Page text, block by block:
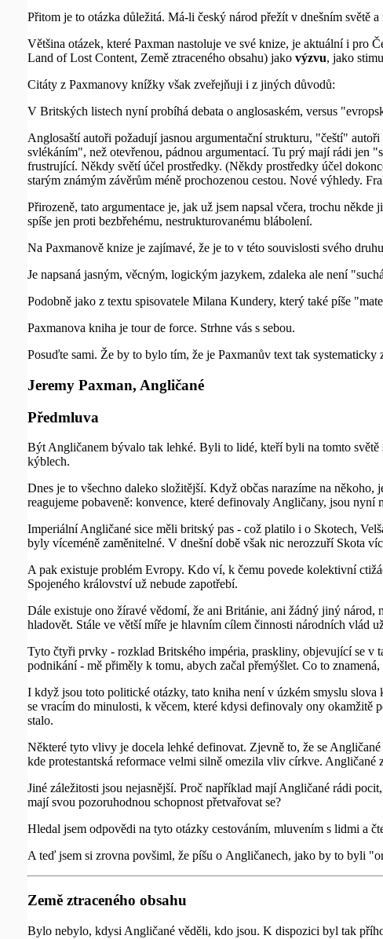
Přitom je to otázka důležitá. Má-li český národ přežít v dnešním světě
Většina otázek, které Paxman nastoluje ve své knize, je aktuální i pro
Land of Lost Content, Země ztraceného obsahu) jako výzvu, jako
Citáty z Paxmanovy knížky však zveřejňuji i z jiných důvodů:
V Britských listech nyní probíhá debata o anglosaském, versus
Anglosaští autoři požadují jasnou argumentační strukturu, "čeští"
svlékáním", než otevřenou, pádnou argumentací. Tu prý mají rádi jen
frustrující. Někdy světí účel prostředky. (Někdy prostředky účel
starým známým závěrům méně prochozenou cestou. Nové výhledy.
Přirozeně, tato argumentace je, jak už jsem napsal včera, trochu
spíše jen proti bezbřehému, nestrukturovanému blábolení.
Na Paxmanově knize je zajímavé, že je to v této souvislosti svého
Je napsaná jasným, věcným, logickým jazykem, zdaleka ale není
Podobně jako z textu spisovatele Milana Kundery, který také píše
Paxmanova kniha je tour de force. Strhne vás s sebou.
Posuďte sami. Že by to bylo tím, že je Paxmanův text tak systematicky
Jeremy Paxman, Angličané
Předmluva
Být Angličanem bývalo tak lehké. Byli to lidé, kteří byli na tomto
kýblech.
Dnes je to všechno daleko složitější. Když občas narazíme na
reagujeme pobaveně: konvence, které definovaly Angličany, jsou
Imperiální Angličané sice měli britský pas - což platilo i o Skotech,
byly víceméně zaměnitelné. V dnešní době však nic nerozzuří Skota
A pak existuje problém Evropy. Kdo ví, k čemu povede kolektivní
Spojeného království už nebude zapotřebí.
Dále existuje ono žíravé vědomí, že ani Británie, ani žádný jiný
hladovět. Stále ve větší míře je hlavním cílem činnosti národních vlád
Tyto čtyři prvky - rozklad Britského impéria, praskliny, objevující se v
podnikání - mě přiměly k tomu, abych začal přemýšlet. Co to
I když jsou toto politické otázky, tato kniha není v úzkém smyslu
se vracím do minulosti, k věcem, které kdysi definovaly ony okamžitě
stalo.
Některé tyto vlivy je docela lehké definovat. Zjevně to, že se
kde protestantská reformace velmi silně omezila vliv církve.
Jiné záležitosti jsou nejasnější. Proč například mají Angličané rádi
mají svou pozoruhodnou schopnost přetvařovat se?
Hledal jsem odpovědi na tyto otázky cestováním, mluvením s lidmi a
A teď jsem si zrovna povšiml, že píšu o Angličanech, jako by to byli
Země ztraceného obsahu
Bylo nebylo, kdysi Angličané věděli, kdo jsou. K dispozici byl tak